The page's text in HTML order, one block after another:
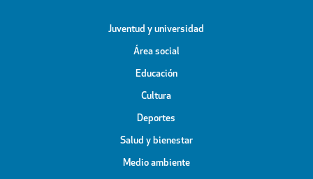
Juventud y universidad
Área social
Educación
Cultura
Deportes
Salud y bienestar
Medio ambiente